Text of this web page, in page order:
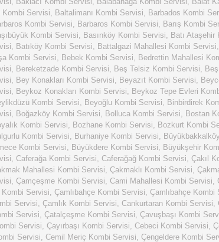
Kombi Servisi, Baltalimanı Kombi Servisi, Barbados Kombi
Kombi Servisi, Barbaros Kombi Servisi, Barış Kombi
Kombi Servisi, Basınköy Kombi Servisi, Batı Ataşehir
, Batıköy Kombi Servisi, Battalgazi Mahallesi Kombi Servisi,
Kombi Servisi, Bebek Kombi Servisi, Bedrettin Mahallesi
, Bereketzade Kombi Servisi, Beş Telsiz Kombi Servisi,
, Bey Konakları Kombi Servisi, Beyazıt Kombi Servisi,
, Beykoz Konakları Kombi Servisi, Beykoz Tepe Evleri
Kombi Servisi, Beyoğlu Kombi Servisi, Binbirdirek
, Boğazköy Kombi Servisi, Bolluca Kombi Servisi, Bostan
Kombi Servisi, Bozhane Kombi Servisi, Bozkurt Kombi
Kombi Servisi, Burhaniye Kombi Servisi,
Kombi Servisi, Büyükdere Kombi Servisi, Büyükşehir
, Caferağa Kombi Servisi, Caferağağ Kombi Servisi, Çakıl
Mahallesi Kombi Servisi, Çakmaklı Kombi Servisi,
, Çamçeşme Kombi Servisi, Cami Mahallesi Kombi Servisi,
Servisi, Çamlıbahçe Kombi Servisi, Çamlıbahçe Kombi
Servisi, Çamlık Kombi Servisi, Cankurtaran Kombi Servisi,
Servisi, Çatalçeşme Kombi Servisi, Çavuşbaşı Kombi
Servisi, Çayırbaşı Kombi Servisi, Cebeci Kombi Servisi,
Servisi, Cemil Meriç Kombi Servisi, Çengeldere Kombi